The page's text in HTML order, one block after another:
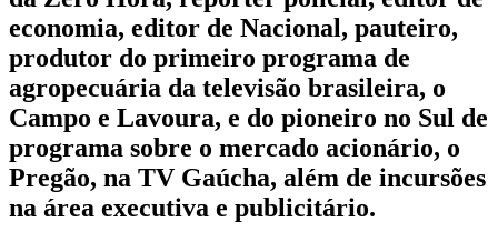
economia, editor de Nacional, pauteiro,
produtor do primeiro programa de
agropecuária da televisão brasileira, o
Campo e Lavoura, e do pioneiro no Sul de
programa sobre o mercado acionário, o
Pregão, na TV Gaúcha, além de incursões
na área executiva e publicitário.